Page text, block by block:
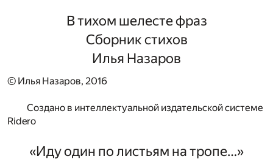
В тихом шелесте фраз
Сборник стихов
Илья Назаров
© Илья Назаров, 2016
Создано в интеллектуальной издательской системе
Ridero
«Иду один по листьям на тропе…»